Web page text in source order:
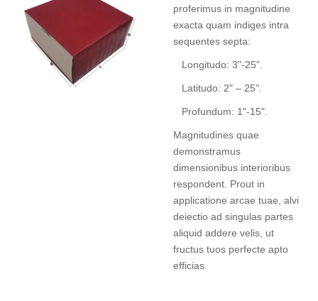
proferimus in magnitudine
exacta quam indiges intra
sequentes septa:
Longitudo: 3"-25".
Latitudo: 2" – 25".
Profundum: 1"-15".
Magnitudines quae
demonstramus
dimensionibus interioribus
respondent. Prout in
applicatione arcae tuae, alvi
deiectio ad singulas partes
aliquid addere velis, ut
fructus tuos perfecte apto
efficias.